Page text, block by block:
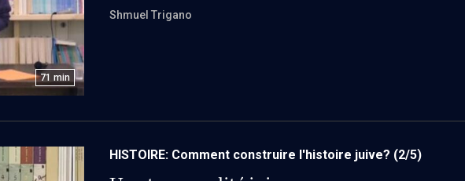
71 min
Shmuel Trigano
HISTOIRE: Comment construire l'histoire juive? (2/5)